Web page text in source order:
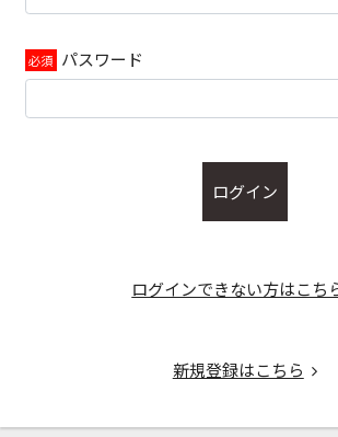
パスワード
ログイン
ログインできない方はこち
新規登録はこちら